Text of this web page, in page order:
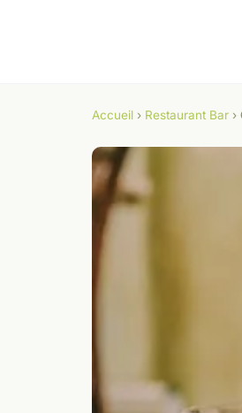
Accueil › Restaurant Bar ›